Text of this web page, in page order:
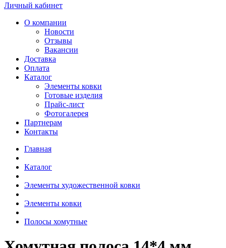
Личный кабинет
О компании
Новости
Отзывы
Вакансии
Доставка
Оплата
Каталог
Элементы ковки
Готовые изделия
Прайс-лист
Фотогалерея
Партнерам
Контакты
Главная
Каталог
Элементы художественной ковки
Элементы ковки
Полосы хомутные